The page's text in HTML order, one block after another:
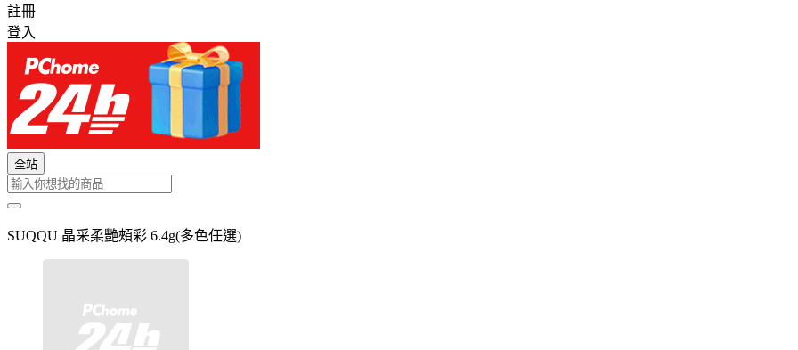
註冊
登入
全站
SUQQU 晶采柔艷頰彩 6.4g(多色任選)